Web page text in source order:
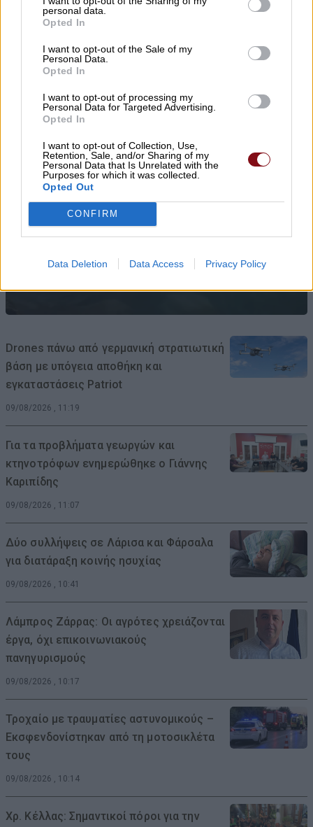
personal data.
Opted In
I want to opt-out of the Sale of my
Personal Data.
Opted In
I want to opt-out of processing my
Personal Data for Targeted Advertising.
Opted In
I want to opt-out of Collection, Use,
Retention, Sale, and/or Sharing of my
Personal Data that Is Unrelated with the
Purposes for which it was collected.
Opted Out
CONFIRM
Data Deletion Data Access Privacy Policy
Το ποτάμι του Αμαζονίου που
«βράζει» στους 86°C – Χωρίς να
υπάρχει ηφαίστειο κοντά του
Drones πάνω από γερμανική στρατιωτική
βάση με υπόγεια αποθήκη και
εγκαταστάσεις Patriot
09/08/2026 , 11:19
Για τα προβλήματα γεωργών και
κτηνοτρόφων ενημερώθηκε ο Γιάννης
Καριπίδης
09/08/2026 , 11:07
Δύο συλλήψεις σε Λάρισα και Φάρσαλα
για διατάραξη κοινής ησυχίας
09/08/2026 , 10:41
Λάμπρος Ζάρρας: Οι αγρότες χρειάζονται
έργα, όχι επικοινωνιακούς
πανηγυρισμούς
09/08/2026 , 10:17
Τροχαίο με τραυματίες αστυνομικούς –
Εκσφενδονίστηκαν από τη μοτοσικλέτα
τους
09/08/2026 , 10:14
Χρ. Κέλλας: Σημαντικοί πόροι για την